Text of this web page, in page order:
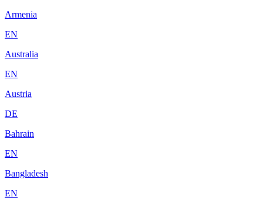
Armenia
EN
Australia
EN
Austria
DE
Bahrain
EN
Bangladesh
EN